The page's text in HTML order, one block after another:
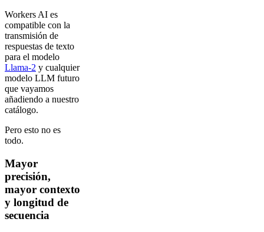
Workers AI es
compatible con la
transmisión de
respuestas de texto
para el modelo
Llama-2 y cualquier
modelo LLM futuro
que vayamos
añadiendo a nuestro
catálogo.
Pero esto no es
todo.
Mayor
precisión,
mayor contexto
y longitud de
secuencia